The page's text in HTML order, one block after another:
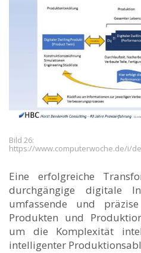
Bild 26:
https://www.computerwoche.de/i/
Eine erfolgreiche
durchgängige digitale
umfassende und
Produkten und
um die Komplexität
intelligenter